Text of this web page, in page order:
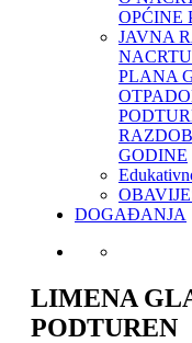
OPĆINE
JAVNA
PLANA
GODINE
DOGAĐANJA
LIMENA
PODTUREN